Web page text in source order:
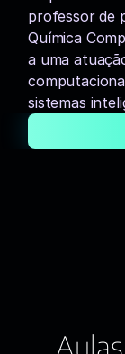
professor de
Química
a uma
sistemas